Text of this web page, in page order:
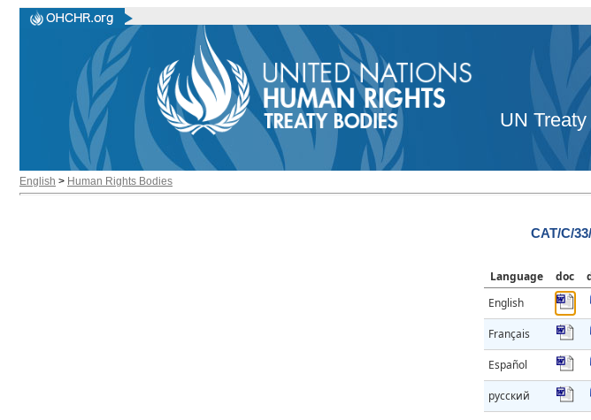
UN
English > Human Rights Bodies
CAT/C/
Language doc
English
Français
Español
русский